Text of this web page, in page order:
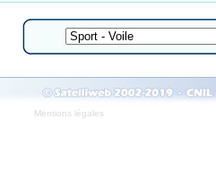
Mentions légales